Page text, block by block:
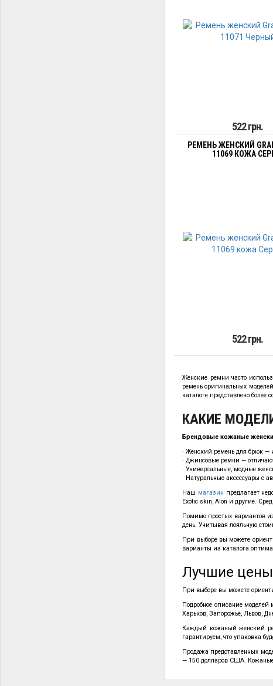
522 грн.
РЕМЕНЬ ЖЕНСКИЙ
11069 КОЖА
522 грн.
Женские ремни часто
ремень оригинальных
каталоге представлено
КАКИЕ
Брендовые кожаные
· Женский ремень для брюк —
· Джинсовые ремни —
· Универсальные, модные
· Натуральные аксессуары с
Наш магазин предлагает
Exotic skin, Alon и другие.
Помимо простых вариантов
день. Учитывая лояльную
При выборе вы можете
варианты из каталога
Лучшие
При выборе вы можете
Подробное описание
Харьков, Запорожье, Львов,
Каждый кожаный женский
гарантируем, что упаковка
Продажа представленных
— 150 долларов США. Кожаные